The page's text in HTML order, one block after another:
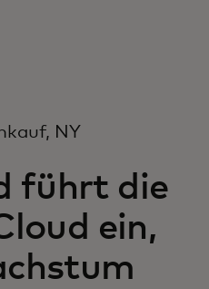
Trends
NY
führt die
ein,